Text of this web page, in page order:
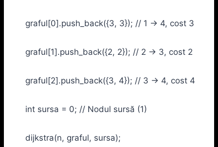
graful[0].push_back({3, 3}); // 1 -> 4, cost 3
graful[1].push_back({2, 2}); // 2 -> 3, cost 2
graful[2].push_back({3, 4}); // 3 -> 4, cost 4
int sursa = 0; // Nodul sursă (1)
dijkstra(n, graful, sursa);